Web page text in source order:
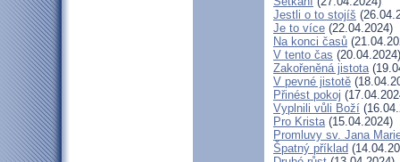
Jestli o to stojíš
Je to více (22.04.2024)
Na konci časů
V tento čas (20.04.2024)
Zakořeněná jistota
V pevné jistotě
Přinést pokoj
Vyplnili vůli Boží
Pro Krista(15.04.2024)
Promluvy sv. Jana
Špatný příklad